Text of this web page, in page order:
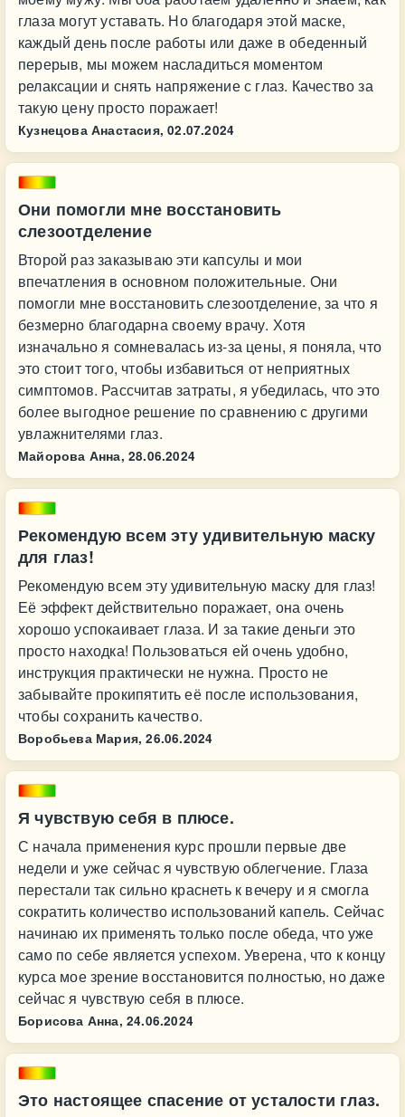
глаза могут уставать. Но благодаря этой маске,
каждый день после работы или даже в обеденный
перерыв, мы можем насладиться моментом
релаксации и снять напряжение с глаз. Качество за
такую цену просто поражает!
Кузнецова Анастасия, 02.07.2024
Они помогли мне восстановить
слезоотделение
Второй раз заказываю эти капсулы и мои
впечатления в основном положительные. Они
помогли мне восстановить слезоотделение, за что я
безмерно благодарна своему врачу. Хотя
изначально я сомневалась из-за цены, я поняла, что
это стоит того, чтобы избавиться от неприятных
симптомов. Рассчитав затраты, я убедилась, что это
более выгодное решение по сравнению с другими
увлажнителями глаз.
Майорова Анна, 28.06.2024
Рекомендую всем эту удивительную маску
для глаз!
Рекомендую всем эту удивительную маску для глаз!
Её эффект действительно поражает, она очень
хорошо успокаивает глаза. И за такие деньги это
просто находка! Пользоваться ей очень удобно,
инструкция практически не нужна. Просто не
забывайте прокипятить её после использования,
чтобы сохранить качество.
Воробьева Мария, 26.06.2024
Я чувствую себя в плюсе.
С начала применения курс прошли первые две
недели и уже сейчас я чувствую облегчение. Глаза
перестали так сильно краснеть к вечеру и я смогла
сократить количество использований капель. Сейчас
начинаю их применять только после обеда, что уже
само по себе является успехом. Уверена, что к концу
курса мое зрение восстановится полностью, но даже
сейчас я чувствую себя в плюсе.
Борисова Анна, 24.06.2024
Это настоящее спасение от усталости глаз.